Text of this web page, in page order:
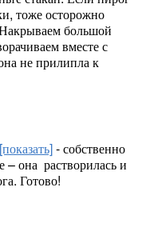
тоже осторожно
большой
вместе с
не прилипла к
[показать]- собственно
– она растворилась и
Готово!